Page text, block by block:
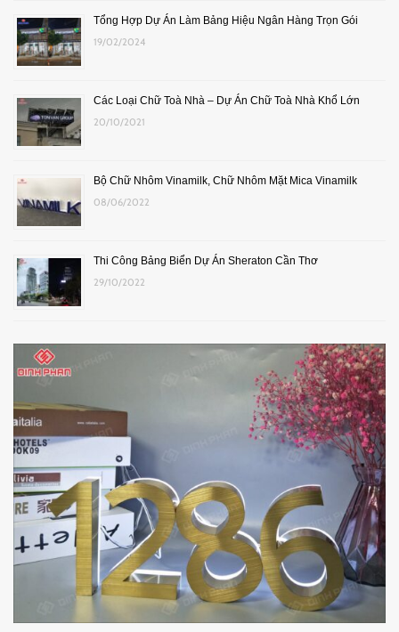
Tổng Hợp Dự Án Làm Bảng Hiệu Ngân Hàng Trọn Gói
19/02/2024
Các Loại Chữ Toà Nhà – Dự Án Chữ Toà Nhà Khổ Lớn
20/10/2021
Bộ Chữ Nhôm Vinamilk, Chữ Nhôm Mặt Mica Vinamilk
08/06/2022
Thi Công Bảng Biển Dự Án Sheraton Cần Thơ
29/10/2022